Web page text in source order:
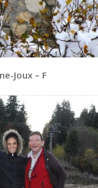
Joux – F